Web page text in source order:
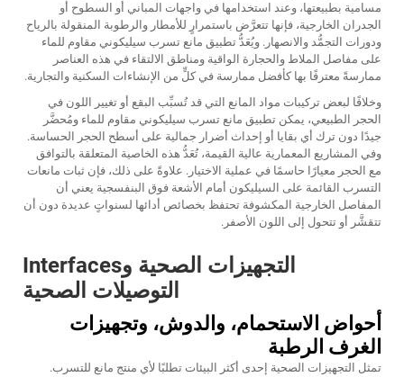
مسامية بطبيعتها، وعند استخدامها في واجهات المباني أو السطوح أو
الجدران الخارجية، فإنها تتعرَّض باستمرارٍ للأمطار والرطوبة المنقولة بالرياح
ودورات التجمُّد والانصهار. ويُعَدُّ تطبيق مانع تسرب سيليكوني مقاوم للماء
على مفاصل الملاط والحجارة الواقية ومناطق الالتقاء في هذه العناصر
ممارسةً معترفًا بها كأفضل ممارسة في كلٍّ من الإنشاءات السكنية والتجارية.
وخلافًا لبعض تركيبات مواد المانع التي قد تُسبِّب البقع أو تغيير اللون في
الحجر الطبيعي، يمكن تطبيق مانع تسرب سيليكوني مقاوم للماء ومُحضَّر
جيدًا دون ترك أي بقايا أو إحداث أضرار جمالية على أسطح الحجر الحساسة.
وفي المشاريع المعمارية عالية القيمة، تُعَدُّ هذه الخاصية المتعلقة بالتوافق
مع الحجر معيارًا حاسمًا في عملية الاختيار. علاوةً على ذلك، فإن ثبات مانعات
التسرب القائمة على السيليكون أمام الأشعة فوق البنفسجية يعني أن
المفاصل الخارجية المكشوفة تحتفظ بخصائص أدائها لسنواتٍ عديدة دون أن
تتقشَّر أو تتحول إلى اللون الأصفر.
التجهيزات الصحية وInterfaces
التوصيلات الصحية
أحواض الاستحمام، والدوش، وتجهيزات
الغرف الرطبة
تمثل التجهيزات الصحية إحدى أكثر البيئات تطلبًا لأي منتج مانع للتسرب.